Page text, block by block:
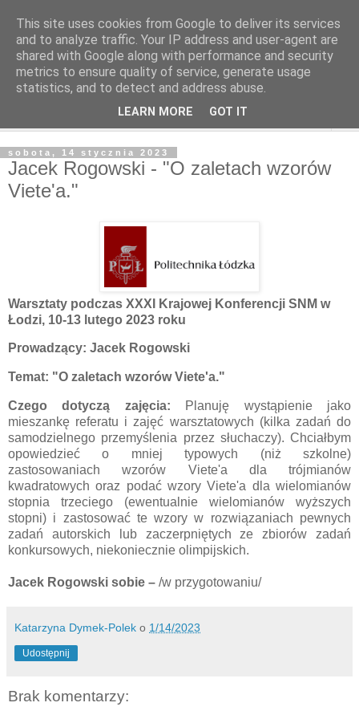
sobota, 14 stycznia 2023
Jacek Rogowski - "O zaletach wzorów
Viete'a."
Warsztaty podczas XXXI Krajowej Konferencji SNM w
Łodzi, 10-13 lutego 2023 roku
Prowadzący: Jacek Rogowski
Temat: "O zaletach wzorów Viete'a."
Czego dotyczą zajęcia:
Planuję wystąpienie jako
mieszankę referatu i zajęć warsztatowych (kilka zadań do
samodzielnego przemyślenia przez słuchaczy). Chciałbym
opowiedzieć o mniej typowych (niż szkolne)
zastosowaniach wzorów Viete'a dla trójmianów
kwadratowych oraz podać wzory Viete'a dla wielomianów
stopnia trzeciego (ewentualnie wielomianów wyższych
stopni) i zastosować te wzory w rozwiązaniach pewnych
zadań autorskich lub zaczerpniętych ze zbiorów zadań
konkursowych, niekoniecznie olimpijskich.
Jacek Rogowski sobie – /w przygotowaniu/
Katarzyna Dymek-Polek o 1/14/2023
Udostępnij
Brak komentarzy:
This site uses cookies from Google to deliver its services
and to analyze traffic. Your IP address and user-agent are
shared with Google along with performance and security
metrics to ensure quality of service, generate usage
statistics, and to detect and address abuse.
LEARN MORE GOT IT